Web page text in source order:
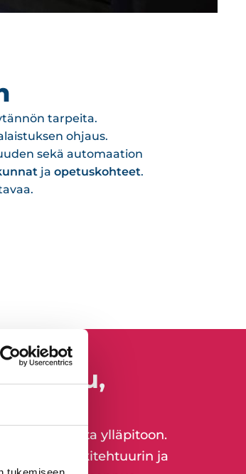
tarpeita.
ohjaus.
sekä automaation
jaopetuskohteet.
suunnittelusta ylläpitoon.
ja